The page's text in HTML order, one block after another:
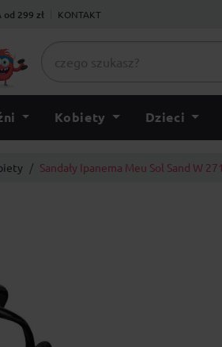
od 299 zł KONTAKT
Kobiety Dzieci
Sandały Ipanema Meu Sol Sand W